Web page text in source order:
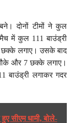
दोनों टीमों ने कुल
में कुल 111 बाउंड्री
लगाए। उसके बाद
और 7 छक्के लगाए।
बाउंड्री लगाकर गदर
हुए सीएम धामी, बोले-